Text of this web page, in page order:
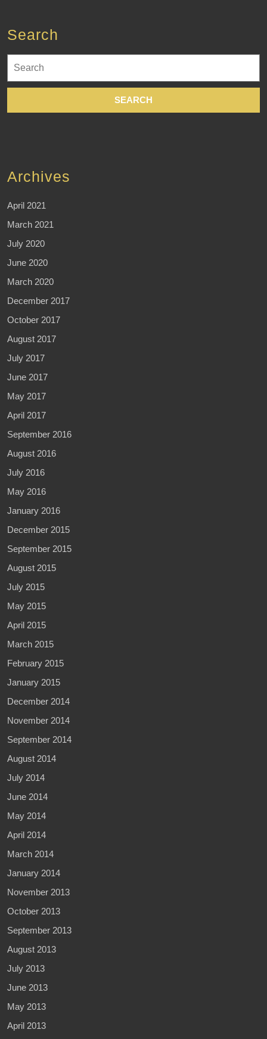
Search
for:
Archives
April 2021
March 2021
July 2020
June 2020
March 2020
December 2017
October 2017
August 2017
July 2017
June 2017
May 2017
April 2017
September 2016
August 2016
July 2016
May 2016
January 2016
December 2015
September 2015
August 2015
July 2015
May 2015
April 2015
March 2015
February 2015
January 2015
December 2014
November 2014
September 2014
August 2014
July 2014
June 2014
May 2014
April 2014
March 2014
January 2014
November 2013
October 2013
September 2013
August 2013
July 2013
June 2013
May 2013
April 2013